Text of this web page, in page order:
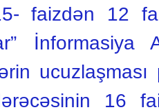
faizdən 12
İnformasiya
ucuzlaşması
16